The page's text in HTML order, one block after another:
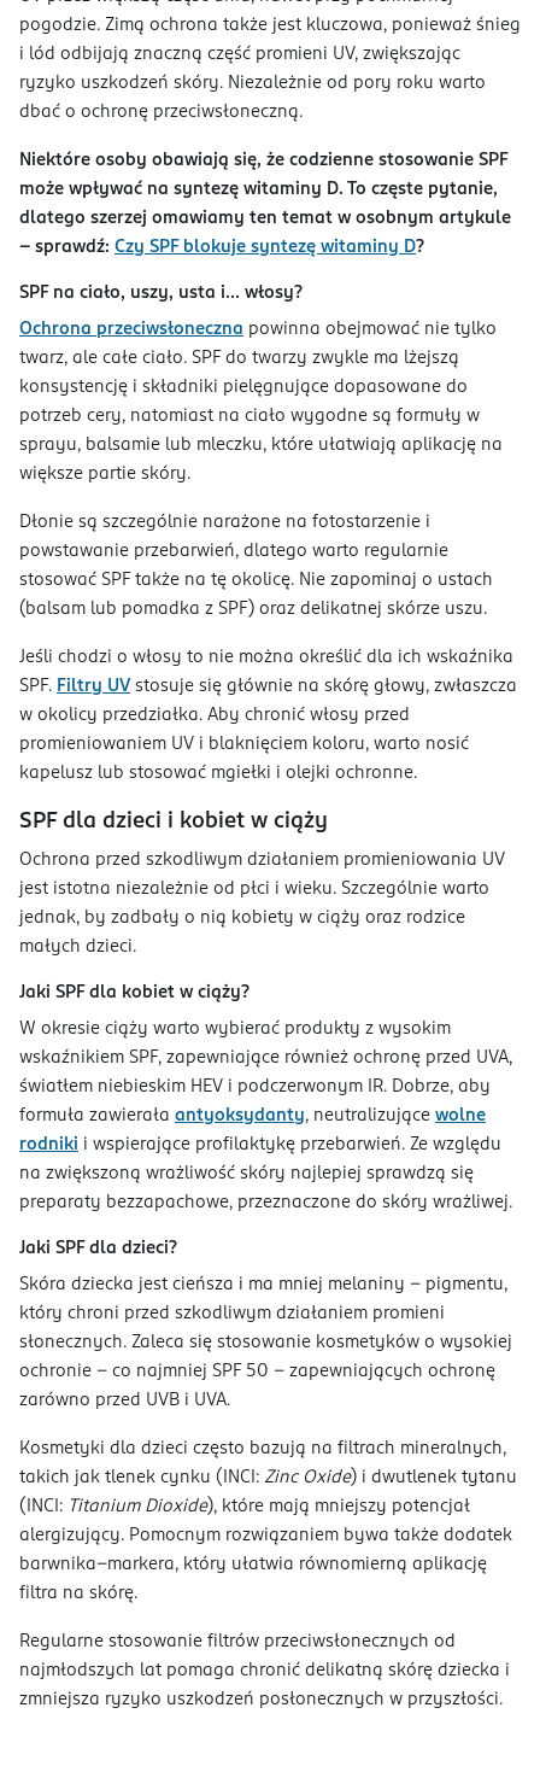
pogodzie. Zimą ochrona także jest kluczowa, ponieważ śnieg
i lód odbijają znaczną część promieni UV, zwiększając
ryzyko uszkodzeń skóry. Niezależnie od pory roku warto
dbać o ochronę przeciwsłoneczną.
Niektóre osoby obawiają się, że codzienne stosowanie SPF
może wpływać na syntezę witaminy D. To częste pytanie,
dlatego szerzej omawiamy ten temat w osobnym artykule
– sprawdź: Czy SPF blokuje syntezę witaminy D?
SPF na ciało, uszy, usta i... włosy?
Ochrona przeciwsłoneczna powinna obejmować nie tylko
twarz, ale całe ciało. SPF do twarzy zwykle ma lżejszą
konsystencję i składniki pielęgnujące dopasowane do
potrzeb cery, natomiast na ciało wygodne są formuły w
sprayu, balsamie lub mleczku, które ułatwiają aplikację na
większe partie skóry.
Dłonie są szczególnie narażone na fotostarzenie i
powstawanie przebarwień, dlatego warto regularnie
stosować SPF także na tę okolicę. Nie zapominaj o ustach
(balsam lub pomadka z SPF) oraz delikatnej skórze uszu.
Jeśli chodzi o włosy to nie można określić dla ich wskaźnika
SPF. Filtry UV stosuje się głównie na skórę głowy, zwłaszcza
w okolicy przedziałka. Aby chronić włosy przed
promieniowaniem UV i blaknięciem koloru, warto nosić
kapelusz lub stosować mgiełki i olejki ochronne.
SPF dla dzieci i kobiet w ciąży
Ochrona przed szkodliwym działaniem promieniowania UV
jest istotna niezależnie od płci i wieku. Szczególnie warto
jednak, by zadbały o nią kobiety w ciąży oraz rodzice
małych dzieci.
Jaki SPF dla kobiet w ciąży?
W okresie ciąży warto wybierać produkty z wysokim
wskaźnikiem SPF, zapewniające również ochronę przed UVA,
światłem niebieskim HEV i podczerwonym IR. Dobrze, aby
formuła zawierała antyoksydanty, neutralizujące wolne
rodniki i wspierające profilaktykę przebarwień. Ze względu
na zwiększoną wrażliwość skóry najlepiej sprawdzą się
preparaty bezzapachowe, przeznaczone do skóry wrażliwej.
Jaki SPF dla dzieci?
Skóra dziecka jest cieńsza i ma mniej melaniny - pigmentu,
który chroni przed szkodliwym działaniem promieni
słonecznych. Zaleca się stosowanie kosmetyków o wysokiej
ochronie – co najmniej SPF 50 – zapewniających ochronę
zarówno przed UVB i UVA.
Kosmetyki dla dzieci często bazują na filtrach mineralnych,
takich jak tlenek cynku (INCI: Zinc Oxide) i dwutlenek tytanu
(INCI: Titanium Dioxide), które mają mniejszy potencjał
alergizujący. Pomocnym rozwiązaniem bywa także dodatek
barwnika–markera, który ułatwia równomierną aplikację
filtra na skórę.
Regularne stosowanie filtrów przeciwsłonecznych od
najmłodszych lat pomaga chronić delikatną skórę dziecka i
zmniejsza ryzyko uszkodzeń posłonecznych w przyszłości.